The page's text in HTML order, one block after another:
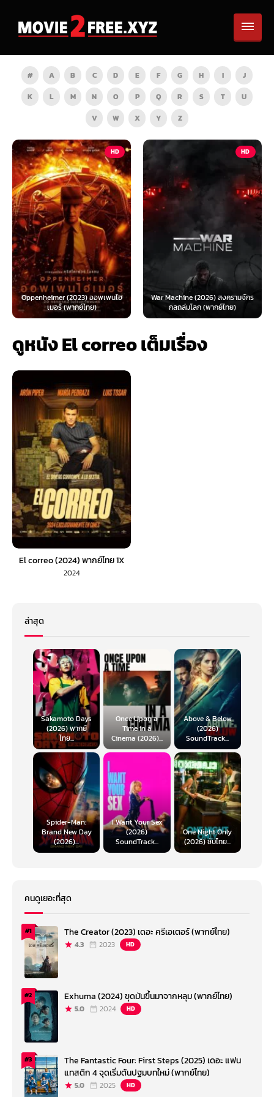
# A B C D E F G H I
J
K
L M N O P Q R S T
U
V
W X Y Z
HD
(2023) ออพเพนไฮ
(พากย์ไทย)
War Machine (2026) สงครามจักร
กลถล่มโลก (พากย์ไทย)
Looney Tunes
ดูหนัง El correo เต็มเรื่อง
El correo (2024) พากย์ไทย 1X
2024
ล่าสุด
Sakamoto Days
(2026) พากย์
ไทย...
Once Upon a
Time in a
Cinema (2026)...
Above & Below
(2026)
SoundTrack...
Spider-Man:
Brand New Day
(2026)...
I Want Your Sex
(2026)
SoundTrack...
One Night Only
(2026) ซับไทย...
คนดูเยอะที่สุด
#1 The Creator (2023) เดอะ ครีเอเตอร์ (พากย์ไทย)
4.3 2023 HD
#2 Exhuma (2024) ขุดมันขึ้นมาจากหลุม (พากย์ไทย)
5.0 2024 HD
#3
The Fantastic Four: First Steps (2025) เดอะ แฟน
แทสติก 4 จุดเริ่มต้นปฐมบทใหม่ (พากย์ไทย)
5.0 2025 HD